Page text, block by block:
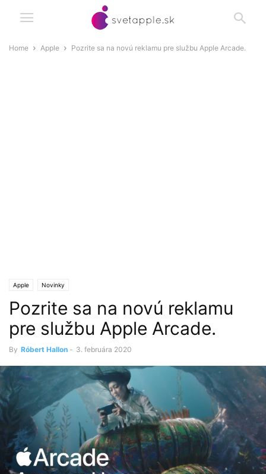
Home Apple Pozrite sa na novú reklamu pre službu Apple Arcade.
Apple Novinky
Pozrite sa na novú reklamu
pre službu Apple Arcade.
By Róbert Hallon - 3. februára 2020